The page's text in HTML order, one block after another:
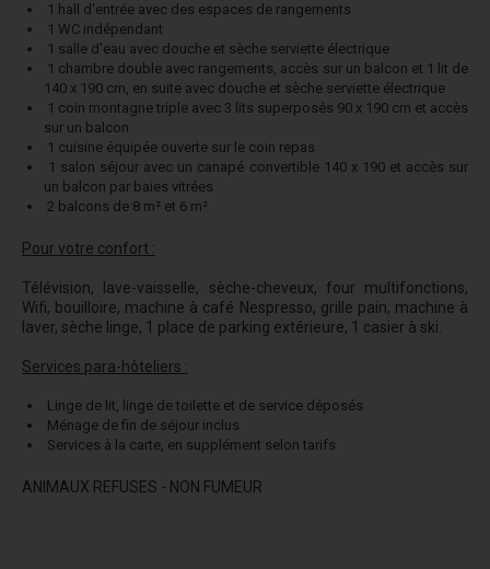
1 hall d'entrée avec des espaces de rangements
1 WC indépendant
1 salle d'eau avec douche et sèche serviette électrique
1 chambre double avec rangements, accès sur un balcon et 1 lit de
140 x 190 cm, en suite avec douche et sèche serviette électrique
1 coin montagne triple avec 3 lits superposés 90 x 190 cm et accès
sur un balcon
1 cuisine équipée ouverte sur le coin repas
1 salon séjour avec un canapé convertible 140 x 190 et accès sur
un balcon par baies vitrées
2 balcons de 8 m² et 6 m²
Pour votre confort :
Télévision, lave-vaisselle, sèche-cheveux, four multifonctions,
Wifi, bouilloire, machine à café Nespresso, grille pain, machine à
laver, sèche linge, 1 place de parking extérieure, 1 casier à ski.
Services para-hôteliers :
Linge de lit, linge de toilette et de service déposés
Ménage de fin de séjour inclus
Services à la carte, en supplément selon tarifs
ANIMAUX REFUSES - NON FUMEUR